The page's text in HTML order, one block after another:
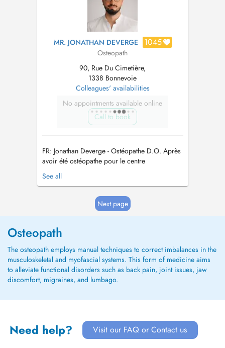
MR. JONATHAN DEVERGE 1045
Osteopath
90, Rue Du Cimetière,
1338 Bonnevoie
Colleagues' availabilities
No appointments available online
Call to book
FR: Jonathan Deverge - Ostéopathe D.O. Après
avoir été ostéopathe pour le centre
d'entraînement du FC Porto, puis pour son
équipe professionnelle, Jonathan est revenu en
des athlètes de haut niveau. Par ailleurs,
Jonathan a exercé dans un centre an...
See all
Next page
Osteopath
The osteopath employs manual techniques to correct imbalances in the
musculoskeletal and myofascial systems. This form of medicine aims
to alleviate functional disorders such as back pain, joint issues, jaw
discomfort, migraines, and lumbago.
Need help? Visit our FAQ or Contact us